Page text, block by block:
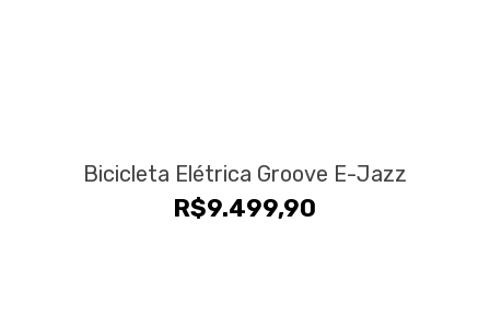
Bicicleta Elétrica Groove E-Jazz
R$9.499,90